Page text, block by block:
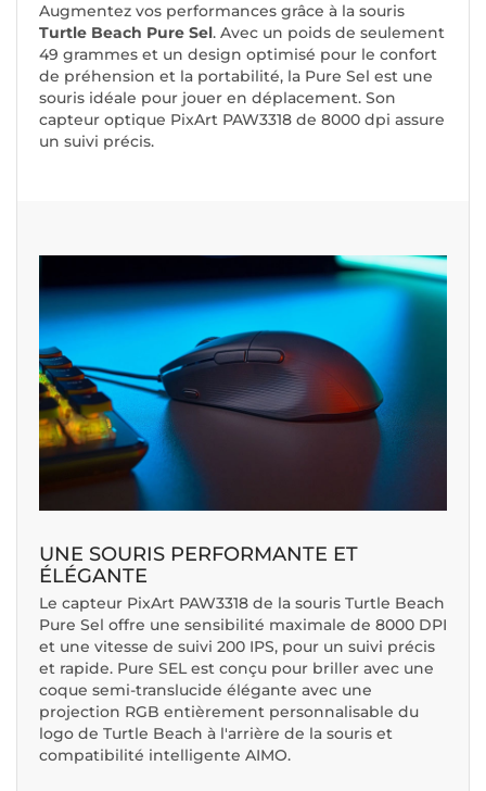
Augmentez vos performances grâce à la souris
Turtle Beach Pure Sel. Avec un poids de seulement
49 grammes et un design optimisé pour le confort
de préhension et la portabilité, la Pure Sel est une
souris idéale pour jouer en déplacement. Son
capteur optique PixArt PAW3318 de 8000 dpi assure
un suivi précis.
UNE SOURIS PERFORMANTE ET
ÉLÉGANTE
Le capteur PixArt PAW3318 de la souris Turtle Beach
Pure Sel offre une sensibilité maximale de 8000 DPI
et une vitesse de suivi 200 IPS, pour un suivi précis
et rapide. Pure SEL est conçu pour briller avec une
coque semi-translucide élégante avec une
projection RGB entièrement personnalisable du
logo de Turtle Beach à l'arrière de la souris et
compatibilité intelligente AIMO.